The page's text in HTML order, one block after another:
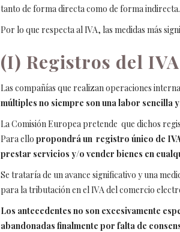
tanto de forma directa como de forma indirecta.
Por lo que respecta al IVA, las medidas más
(I) Registros del IVA
Las compañías que realizan operaciones
múltiples no siempre son una labor sencilla
La Comisión Europea pretende que dichos
Para ello propondrá un registro único de
prestar servicios y/o vender bienes en
Se trataría de un avance significativo y una
para la tributación en el IVA del comercio
Los antecedentes no son excesivamente
abandonadas finalmente por falta de